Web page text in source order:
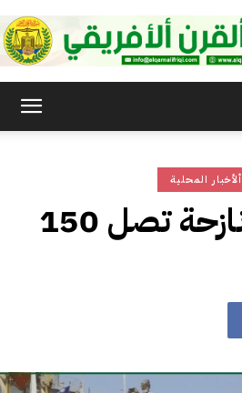
القرن
ألأخبار المحلية
150 اسرة يمنية نازحة تصل